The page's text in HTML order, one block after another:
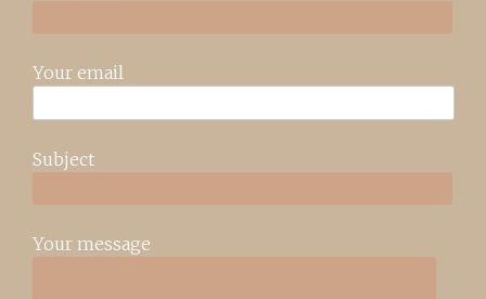
Your email
Subject
Your message